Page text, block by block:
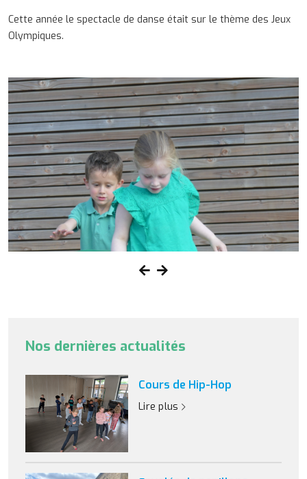
Cette année le spectacle de danse était sur le thème des Jeux
Olympiques.
Nos dernières actualités
Cours de Hip-Hop
Lire plus